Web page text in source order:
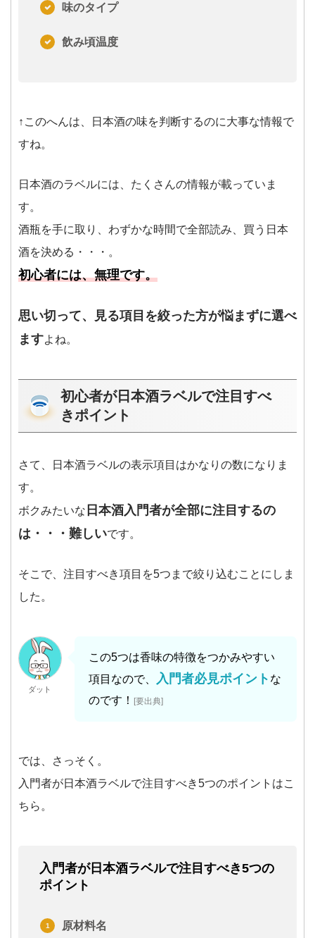
味のタイプ
飲み頃温度
↑このへんは、日本酒の味を判断するのに大事な情報で
すね。
日本酒のラベルには、たくさんの情報が載っていま
す。
酒瓶を手に取り、わずかな時間で全部読み、買う日本
酒を決める・・・。
初心者には、無理です。
思い切って、見る項目を絞った方が悩まずに選べ
ますよね。
初心者が日本酒ラベルで注目すべ
きポイント
さて、日本酒ラベルの表示項目はかなりの数になりま
す。
ボクみたいな 日本酒入門者が全部に注目するの
は・・・難しいです。
そこで、注目すべき項目を5つまで絞り込むことにしま
した。
ダット
この5つは香味の特徴をつかみやすい
項目なので、
入門者必見ポイント な
のです！
[要出典]
では、さっそく。
入門者が日本酒ラベルで注目すべき5つのポイントはこ
ちら。
入門者が日本酒ラベルで注目すべき5つの
ポイント
原材料名